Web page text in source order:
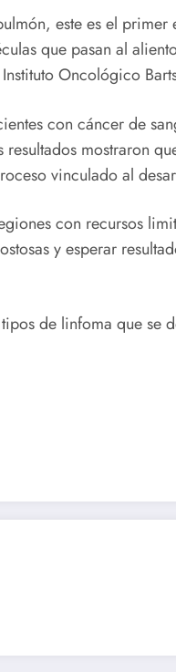
este es el primer
que pasan al
Oncológico
con cáncer de
mostraron
vinculado al
con recursos
y esperar
de linfoma que se